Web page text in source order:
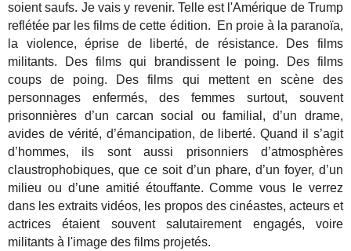
soient saufs. Je vais y revenir. Telle est l'Amérique de Trump
reflétée par les films de cette édition. En proie à la paranoïa,
la violence, éprise de liberté, de résistance. Des films
militants. Des films qui brandissent le poing. Des films
coups de poing. Des films qui mettent en scène des
personnages enfermés, des femmes surtout, souvent
prisonnières d’un carcan social ou familial, d’un drame,
avides de vérité, d’émancipation, de liberté. Quand il s’agit
d’hommes, ils sont aussi prisonniers d’atmosphères
claustrophobiques, que ce soit d’un phare, d’un foyer, d’un
milieu ou d’une amitié étouffante. Comme vous le verrez
dans les extraits vidéos, les propos des cinéastes, acteurs et
actrices étaient souvent salutairement engagés, voire
militants à l'image des films projetés.